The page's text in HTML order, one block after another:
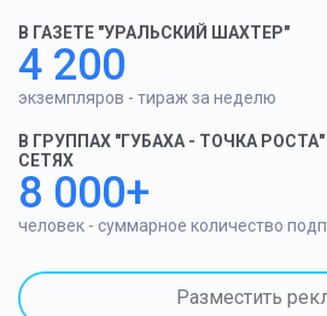
В ГАЗЕТЕ "УРАЛЬСКИЙ ШАХТЕР"
4 200
экземпляров - тираж за неделю
В ГРУППАХ "ГУБАХА - ТОЧКА
СЕТЯХ
8 000+
человек - суммарное количество
Разместить